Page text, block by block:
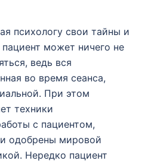
психологу свои тайны и
может ничего не
ведь вся
во время сеанса,
При этом
техники
с пациентом,
одобрены мировой
Нередко пациент